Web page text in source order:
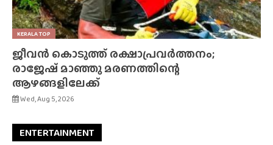
KERALA TOP
ജീവൻ കൊടുത്ത് രക്ഷാപ്രവർത്തനം;
രാജേഷ് മാഞ്ഞു മരണത്തിന്റെ
ആഴങ്ങളിലേക്ക്
Wed, Aug 5, 2026
ENTERTAINMENT